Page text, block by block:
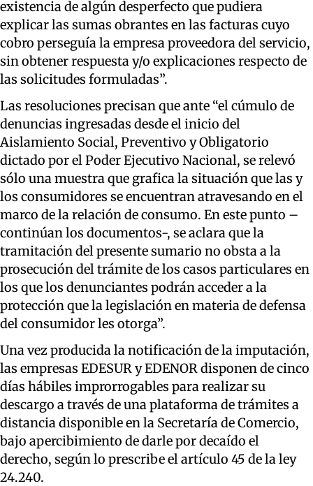
existencia de algún desperfecto que pudiera
explicar las sumas obrantes en las facturas cuyo
cobro perseguía la empresa proveedora del servicio,
sin obtener respuesta y/o explicaciones respecto de
las solicitudes formuladas”.
Las resoluciones precisan que ante “el cúmulo de
denuncias ingresadas desde el inicio del
Aislamiento Social, Preventivo y Obligatorio
dictado por el Poder Ejecutivo Nacional, se relevó
sólo una muestra que grafica la situación que las y
los consumidores se encuentran atravesando en el
marco de la relación de consumo. En este punto –
continúan los documentos-, se aclara que la
tramitación del presente sumario no obsta a la
prosecución del trámite de los casos particulares en
los que los denunciantes podrán acceder a la
protección que la legislación en materia de defensa
del consumidor les otorga”.
Una vez producida la notificación de la imputación,
las empresas EDESUR y EDENOR disponen de cinco
días hábiles improrrogables para realizar su
descargo a través de una plataforma de trámites a
distancia disponible en la Secretaría de Comercio,
bajo apercibimiento de darle por decaído el
derecho, según lo prescribe el artículo 45 de la ley
24.240.